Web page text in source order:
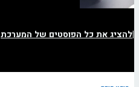
|להציג את כל הפוסטים של המערכת